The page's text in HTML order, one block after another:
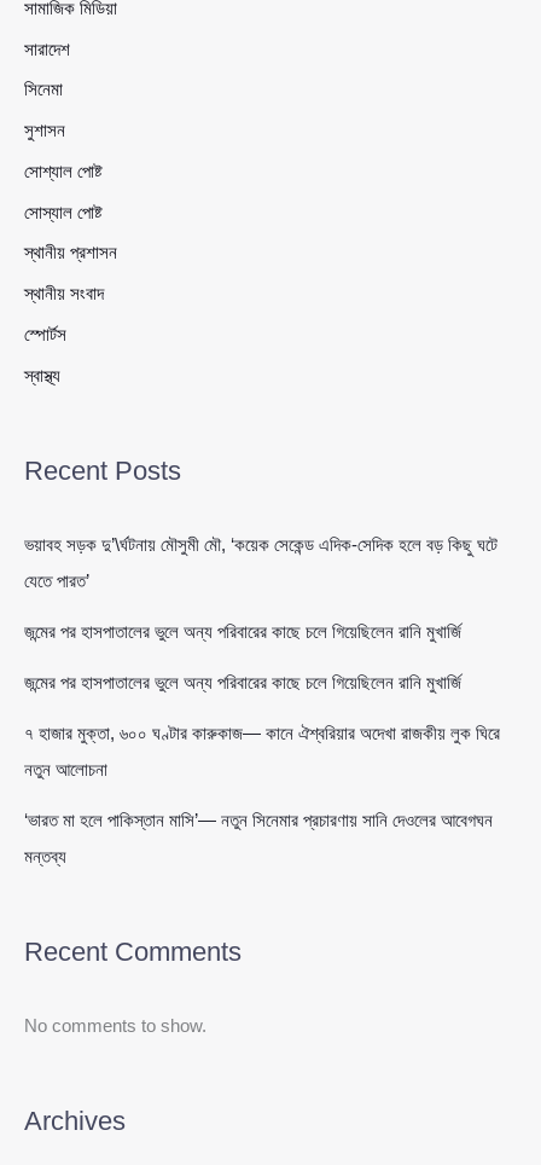
সামাজিক মিডিয়া
সারাদেশ
সিনেমা
সুশাসন
সোশ্যাল পোষ্ট
সোস্যাল পোষ্ট
স্থানীয় প্রশাসন
স্থানীয় সংবাদ
স্পোর্টস
স্বাস্থ্য
Recent Posts
ভয়াবহ সড়ক দু’\র্ঘটনায় মৌসুমী মৌ, ‘কয়েক সেকেন্ড এদিক-সেদিক হলে বড় কিছু ঘটে
যেতে পারত’
জন্মের পর হাসপাতালের ভুলে অন্য পরিবারের কাছে চলে গিয়েছিলেন রানি মুখার্জি
জন্মের পর হাসপাতালের ভুলে অন্য পরিবারের কাছে চলে গিয়েছিলেন রানি মুখার্জি
৭ হাজার মুক্তা, ৬০০ ঘণ্টার কারুকাজ— কানে ঐশ্বরিয়ার অদেখা রাজকীয় লুক ঘিরে
নতুন আলোচনা
‘ভারত মা হলে পাকিস্তান মাসি’— নতুন সিনেমার প্রচারণায় সানি দেওলের আবেগঘন
মন্তব্য
Recent Comments
No comments to show.
Archives